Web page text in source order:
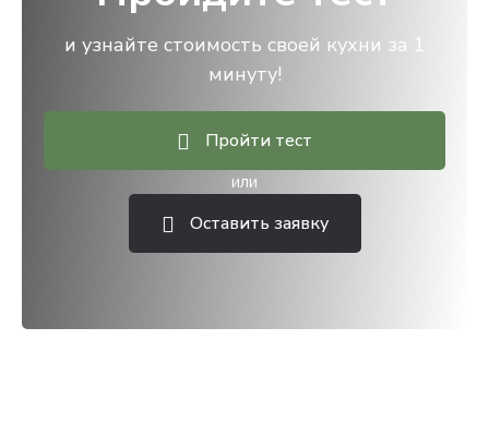
и узнайте стоимость своей кухни за 1
минуту!
Пройти тест
или
Оставить заявку